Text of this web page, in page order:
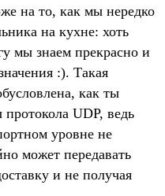
на то, как мы нередко
на кухне: хоть
мы знаем прекрасно и
:). Такая
как ты
UDP, ведь
уровне не
может передавать
и не получая